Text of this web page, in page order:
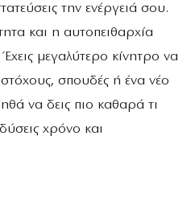
την ενέργειά σου.
και η αυτοπειθαρχία
μεγαλύτερο κίνητρο να
σπουδές ή ένα νέο
να δεις πιο καθαρά τι
χρόνο και